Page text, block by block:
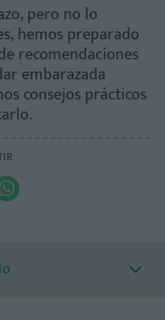
pero no lo
hemos preparado
recomendaciones
embarazada
consejos prácticos